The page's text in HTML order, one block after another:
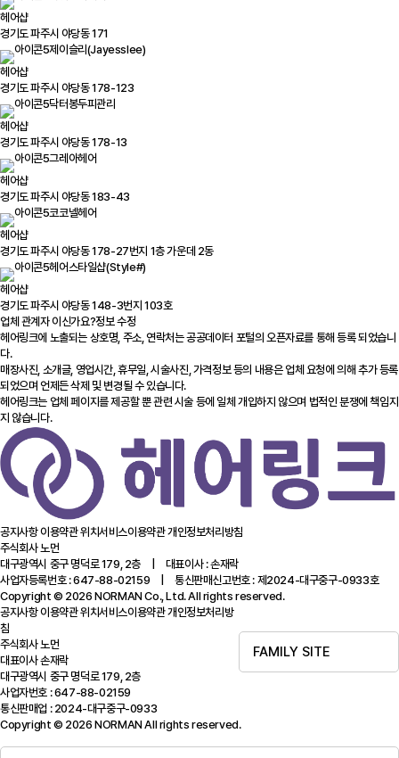
헤어샵
경기도 파주시 야당동 171
제이슬리(Jayesslee)
헤어샵
경기도 파주시 야당동 178-123
닥터봉두피관리
헤어샵
경기도 파주시 야당동 178-13
그레아헤어
헤어샵
경기도 파주시 야당동 183-43
코코넬헤어
헤어샵
경기도 파주시 야당동 178-27번지 1층 가운데 2동
헤어스타일샵(Style#)
헤어샵
경기도 파주시 야당동 148-3번지 103호
업체 관계자 이신가요?정보 수정
헤어링크에 노출되는 상호명, 주소, 연락처는 공공데이터 포털의 오픈자료를 통해 등록 되었습니
다.
매장사진, 소개글, 영업시간, 휴무일, 시술사진, 가격정보 등의 내용은 업체 요청에 의해 추가 등록
되었으며 언제든 삭제 및 변경될 수 있습니다.
헤어링크는 업체 페이지를 제공할 뿐 관련 시술 등에 일체 개입하지 않으며 법적인 분쟁에 책임지
지 않습니다.
공지사항이용약관위치서비스이용약관개인정보처리방침
주식회사 노먼
대구광역시 중구 명덕로 179, 2층 | 대표이사 : 손재락
사업자등록번호 : 647-88-02159 | 통신판매신고번호 : 제2024-대구중구-0933호
Copyright © 2026 NORMAN Co., Ltd. All rights reserved.
FAMILY SITE
공지사항이용약관위치서비스이용약관개인정보처리방
침
주식회사 노먼
대표이사 손재락
대구광역시 중구 명덕로 179, 2층
사업자번호 : 647-88-02159
통신판매업 : 2024-대구중구-0933
Copyright © 2026 NORMAN All rights reserved.